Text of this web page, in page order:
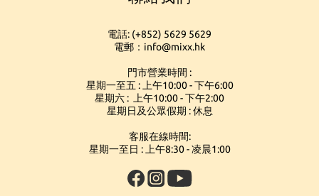
電話: (+852) 5629 5629
電郵：info@mixx.hk
門市營業時間 :
星期一至五 : 上午10:00 - 下午6:00
星期六 : 上午10:00 - 下午2:00
星期日及公眾假期 : 休息
客服在線時間:
星期一至日 : 上午8:30 - 凌晨1:00